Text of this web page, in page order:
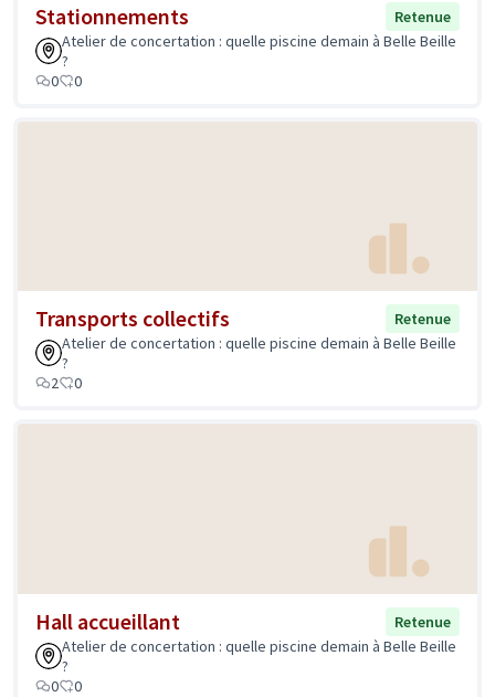
Stationnements
Retenue
Atelier de concertation : quelle piscine demain à Belle Beille
?
0
0
Transports collectifs
Retenue
Atelier de concertation : quelle piscine demain à Belle Beille
?
2
0
Hall accueillant
Retenue
Atelier de concertation : quelle piscine demain à Belle Beille
?
0
0